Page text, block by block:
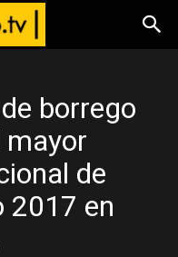
borrego
de
2017 en